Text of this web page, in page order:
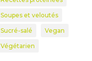
Soupes et veloutés
Sucré-salé Vegan
Végétarien